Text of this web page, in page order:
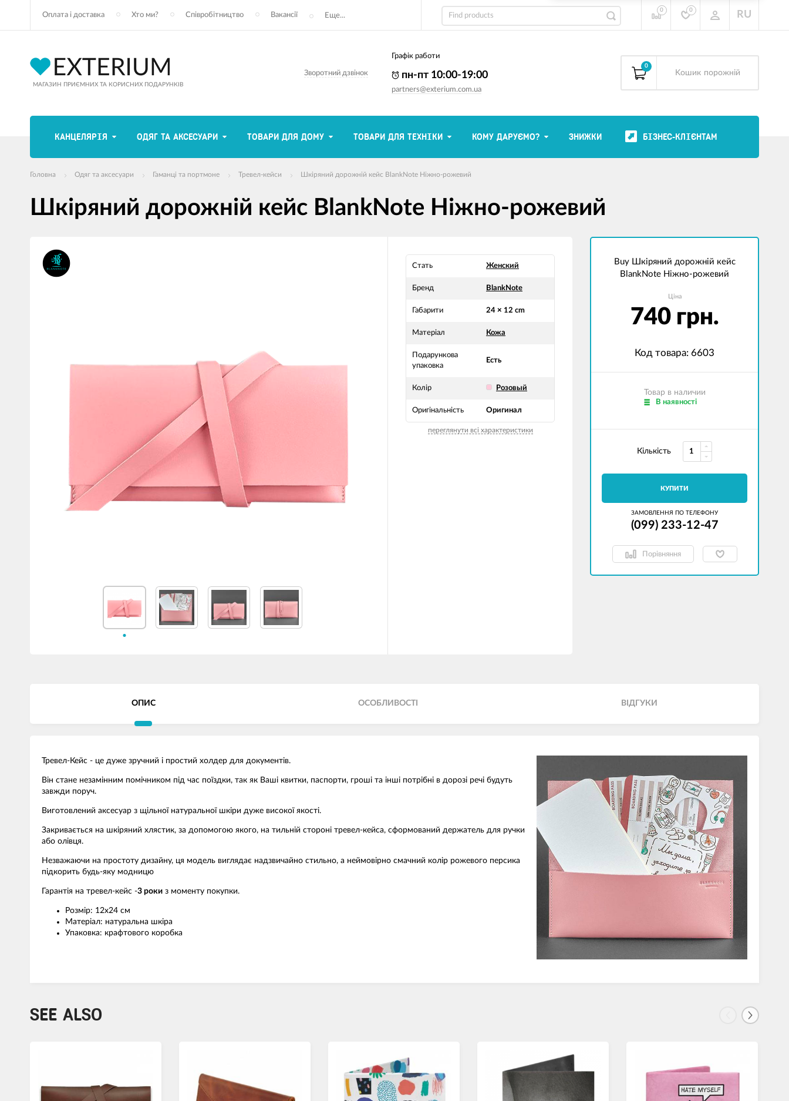
Оплата і доставка Хто ми? Співробітництво Вакансії Еще...
0 0 RU
МАГАЗИН ПРИЄМНИХ ТА КОРИСНИХ ПОДАРУНКІВ
Зворотний дзвінок
Графік работи
пн-пт 10:00-19:00
partners@exterium.com.ua
0
Kошик порожній
КАНЦЕЛЯРІЯ ОДЯГ ТА АКСЕСУАРИ ТОВАРИ ДЛЯ ДОМУ ТОВАРИ ДЛЯ ТЕХНІКИ КОМУ ДАРУЄМО? ЗНИЖКИ БІЗНЕС-КЛІЄНТАМ
Головна Одяг та аксесуари Гаманці та портмоне Тревел-кейси Шкіряний дорожній кейс BlankNote Ніжно-рожевий
Шкіряний дорожній кейс BlankNote Ніжно-рожевий
продуктів
Стать Женский
Бренд BlankNote
Габарити 24 × 12 cm
Матеріал Кожа
Подарункова
упаковка
Есть
Колір Розовый
Оригінальність Оригинал
переглянути всі характеристики
Buy Шкіряний дорожній кейс
BlankNote Ніжно-рожевий
Ціна
740 грн.
Код товара: 6603
Товар в наличии
В наявності
Кількість
КУПИТИ
ЗАМОВЛЕННЯ ПО ТЕЛЕФОНУ
(099) 233-12-47
Порівняння
ОПИС ОСОБЛИВОСТІ ВІДГУКИ
Тревел-Кейс - це дуже зручний і простий холдер для документів.
Він стане незамінним помічником під час поїздки, так як Ваші квитки, паспорти, гроші та інші потрібні в дорозі речі будуть
завжди поруч.
Виготовлений аксесуар з щільної натуральної шкіри дуже високої якості.
Закривається на шкіряний хлястик, за допомогою якого, на тильній стороні тревел-кейса, сформований держатель для ручки
або олівця.
Незважаючи на простоту дизайну, ця модель виглядає надзвичайно стильно, а неймовірно смачний колір рожевого персика
підкорить будь-яку модницю
Гарантія на тревел-кейс -3 роки з моменту покупки.
Розмір: 12х24 см
Матеріал: натуральна шкіра
Упаковка: крафтового коробка
SEE ALSO